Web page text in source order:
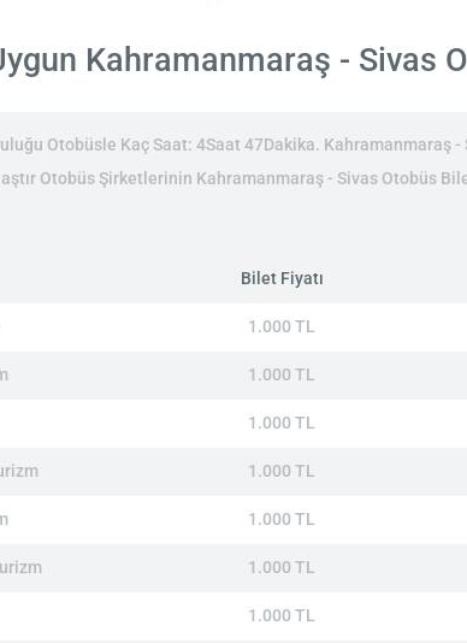
Kahramanmaraş - Sivas
Otobüsle Kaç Saat: 4Saat 47Dakika. Kahramanmaraş -
Otobüs Şirketlerinin Kahramanmaraş - Sivas Otobüs
Bilet Fiyatı
1.000 TL
1.000 TL
1.000 TL
1.000 TL
1.000 TL
1.000 TL
1.000 TL